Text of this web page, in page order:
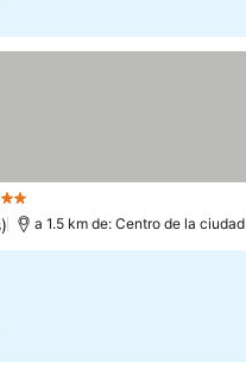
a 1.5 km de: Centro de la ciudad